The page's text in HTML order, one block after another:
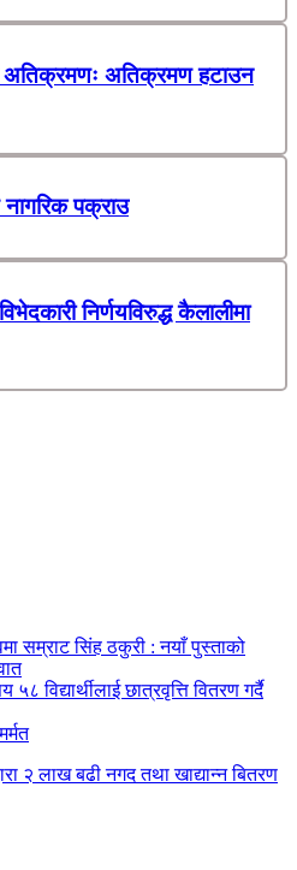
अतिक्रमणः अतिक्रमण हटाउन
पक्राउ
निर्णयविरुद्ध कैलालीमा
सम्राट सिंह ठकुरी : नयाँ पुस्ताको
विद्यार्थीलाई छात्रवृत्ति वितरण गर्दै
२ लाख बढी नगद तथा खाद्यान्न बितरण